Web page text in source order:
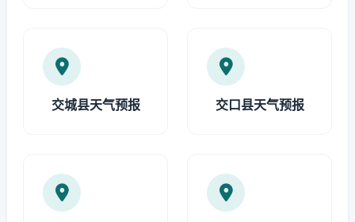
交城县天气预报 交口县天气预报